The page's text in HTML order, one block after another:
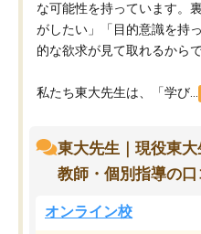
な可能性を持っています。
がしたい」「目的意識を持
的な欲求が見て取れるからで
私たち東大先生は、「学び...
東大先生｜現役東
教師・個別指導の口
オンライン校